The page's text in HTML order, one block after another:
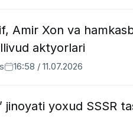
Amir Xon va
aktyorlari
16:58 / 11.07.2026
jinoyati yoxud SSSR